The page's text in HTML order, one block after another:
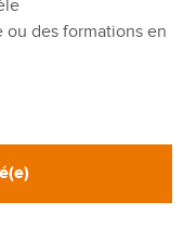
des formations en